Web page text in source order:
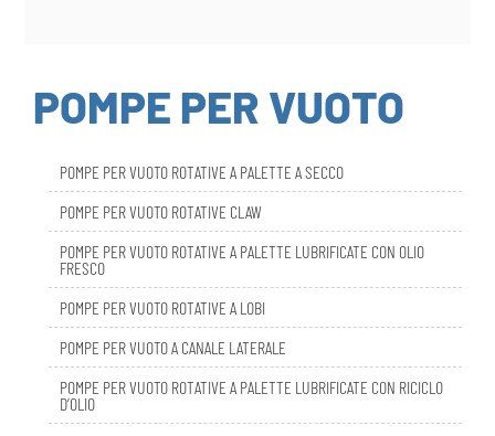
POMPE PER VUOTO
POMPE PER VUOTO ROTATIVE CLAW
POMPE PER VUOTO ROTATIVE A PALETTE LUBRIFICATE CON OLIO
FRESCO
POMPE PER VUOTO ROTATIVE A LOBI
POMPE PER VUOTO A CANALE LATERALE
POMPE PER VUOTO ROTATIVE A PALETTE LUBRIFICATE CON RICICLO
D’OLIO
DBL SMART